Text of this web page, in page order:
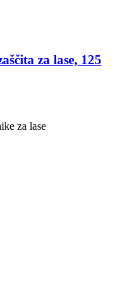
za lase, 125
za lase